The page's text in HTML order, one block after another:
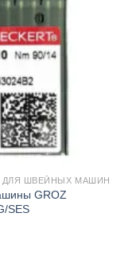
ШВЕЙНЫХ МАШИН
GROZ
SES